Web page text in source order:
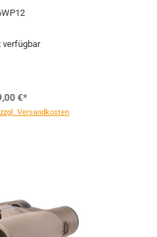
verfügbar
€*
Versandkosten